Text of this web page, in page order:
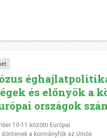
és előnyök a
országok
10-11 közötti Európai
a kormányfők az Uniós